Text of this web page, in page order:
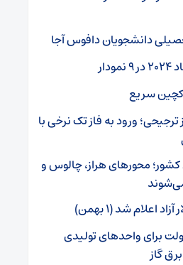
دانشجویان دافوس آجا
سریع
ورود به فاز تک نرخی با
محورهای هراز، چالوس و
اعلام شد (۱ بهمن)
برای واحدهای تولیدی
گاز